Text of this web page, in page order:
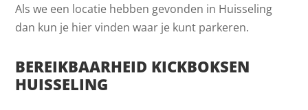
Als we een locatie hebben gevonden in Huisseling
dan kun je hier vinden waar je kunt parkeren.
BEREIKBAARHEID KICKBOKSEN
HUISSELING